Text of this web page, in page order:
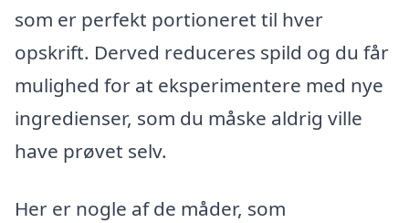
som er perfekt portioneret til hver
opskrift. Derved reduceres spild og du får
mulighed for at eksperimentere med nye
ingredienser, som du måske aldrig ville
have prøvet selv.
Her er nogle af de måder, som